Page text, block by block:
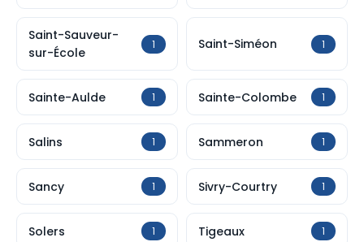
Saint-Sauveur-
sur-École
1 Saint-Siméon 1
Sainte-Aulde 1 Sainte-Colombe 1
Salins 1 Sammeron 1
Sancy 1 Sivry-Courtry 1
Solers 1 Tigeaux 1